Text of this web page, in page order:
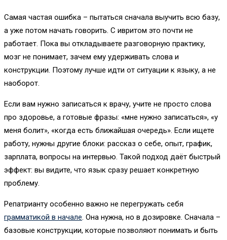
Самая частая ошибка – пытаться сначала выучить всю базу,
а уже потом начать говорить. С ивритом это почти не
работает. Пока вы откладываете разговорную практику,
мозг не понимает, зачем ему удерживать слова и
конструкции. Поэтому лучше идти от ситуации к языку, а не
наоборот.
Если вам нужно записаться к врачу, учите не просто слова
про здоровье, а готовые фразы: «мне нужно записаться», «у
меня болит», «когда есть ближайшая очередь». Если ищете
работу, нужны другие блоки: рассказ о себе, опыт, график,
зарплата, вопросы на интервью. Такой подход даёт быстрый
эффект: вы видите, что язык сразу решает конкретную
проблему.
Репатрианту особенно важно не перегружать себя
грамматикой в начале . Она нужна, но в дозировке. Сначала –
базовые конструкции, которые позволяют понимать и быть